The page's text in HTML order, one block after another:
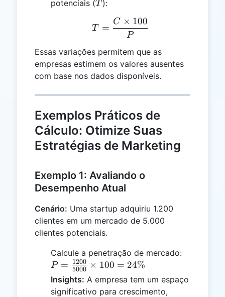
potenciais (T
T ):
T = \frac{C \times
T =
P
C × 100
Essas variações permitem que as
empresas estimem os valores ausentes
com base nos dados disponíveis.
Exemplos Práticos de
Cálculo: Otimize Suas
Estratégias de Marketing
Exemplo 1: Avaliando o
Desempenho Atual
Cenário: Uma startup adquiriu 1.200
clientes em um mercado de 5.000
clientes potenciais.
Calcule a penetração de mercado:
{5000}
\times
P = 5000
1200 × 100 = 24%
Insights: A empresa tem um espaço
significativo para crescimento,